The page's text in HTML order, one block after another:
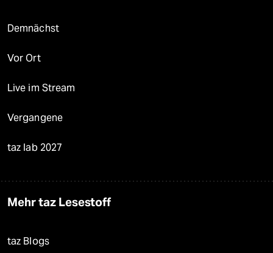
Demnächst
Vor Ort
Live im Stream
Vergangene
taz lab 2027
Mehr taz Lesestoff
taz Blogs